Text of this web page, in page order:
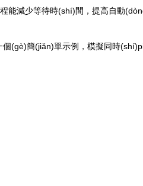
減少等待時(shí)間，提高自動
(gè)簡(jiǎn)單示例，模擬同時